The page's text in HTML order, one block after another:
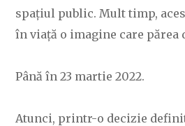
spațiul public. Mult timp,
în viață o imagine care părea
Până în 23 martie 2022.
Atunci, printr-o decizie